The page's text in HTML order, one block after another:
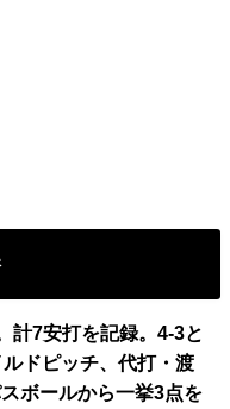
計7安打を記録。4-3と
ドピッチ、代打・渡
ボールから一挙3点を